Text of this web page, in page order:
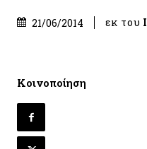
21/06/2014 εκ του
Κοινοποίηση